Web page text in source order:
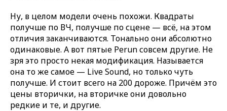
Ну, в целом модели очень похожи. Квадраты
получше по ВЧ, получше по сцене — всё, на этом
отличия заканчиваются. Тонально они абсолютно
одинаковые. А вот пятые Perun совсем другие. Не
зря это просто некая модификация. Называется
она то же самое — Live Sound, но только чуть
получше. И стоит всего на 200 дороже. Причём это
цены вторички, на вторичке они довольно
редкие и те, и другие.